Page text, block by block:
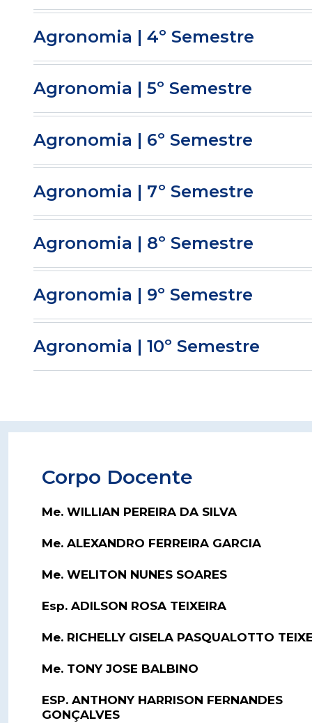
Agronomia | 4º Semestre
Agronomia | 5º Semestre
Agronomia | 6º Semestre
Agronomia | 7º Semestre
Agronomia | 8º Semestre
Agronomia | 9º Semestre
Agronomia | 10º Semestre
Corpo Docente
Me. WILLIAN PEREIRA DA SILVA
Me. ALEXANDRO FERREIRA GARCIA
Me. WELITON NUNES SOARES
Esp. ADILSON ROSA TEIXEIRA
Me. RICHELLY GISELA PASQUALOTTO
Me. TONY JOSE BALBINO
ESP. ANTHONY HARRISON FERNANDES
GONÇALVES